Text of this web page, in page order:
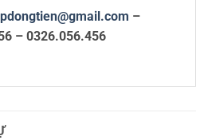
–
– 0326.056.456